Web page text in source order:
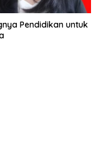
Pendidikan untuk